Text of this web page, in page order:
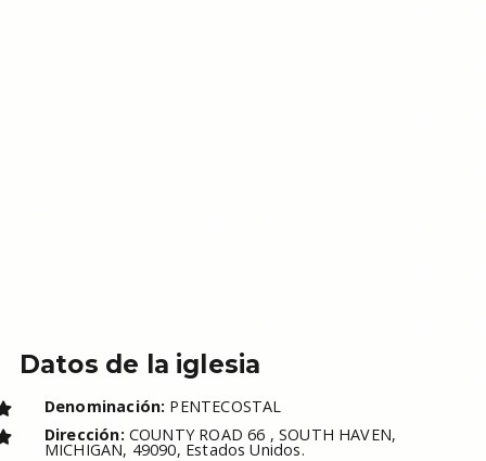
Datos de la iglesia
Denominación: PENTECOSTAL
Dirección: COUNTY ROAD 66 , SOUTH HAVEN,
MICHIGAN, 49090, Estados Unidos.